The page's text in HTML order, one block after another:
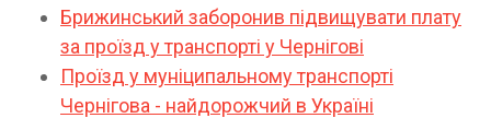
Брижинський заборонив підвищувати плату
за проїзд у транспорті у Чернігові
Проїзд у муніципальному транспорті
Чернігова - найдорожчий в Україні